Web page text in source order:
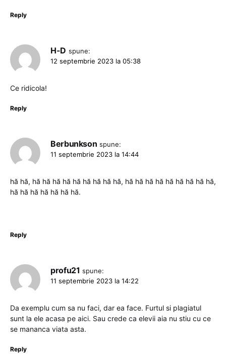
Reply
H-D spune:
12 septembrie 2023 la 05:38
Ce ridicola!
Reply
Berbunkson spune:
11 septembrie 2023 la 14:44
hă hă, hă hă hă hă hă hă hă hă hă, hă hă hă hă hă hă hă hă hă,
hă hă hă hă hă hă hă.
Reply
profu21 spune:
11 septembrie 2023 la 14:22
Da exemplu cum sa nu faci, dar ea face. Furtul si plagiatul
sunt la ele acasa pe aici. Sau crede ca elevii aia nu stiu cu ce
se mananca viata asta.
Reply